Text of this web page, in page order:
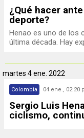
¿Qué hacer
deporte?
Henao es uno de los
última década. Hay
martes 4 ene. 2022
Colombia 04 ene., 02:20
Sergio Luis
ciclismo,